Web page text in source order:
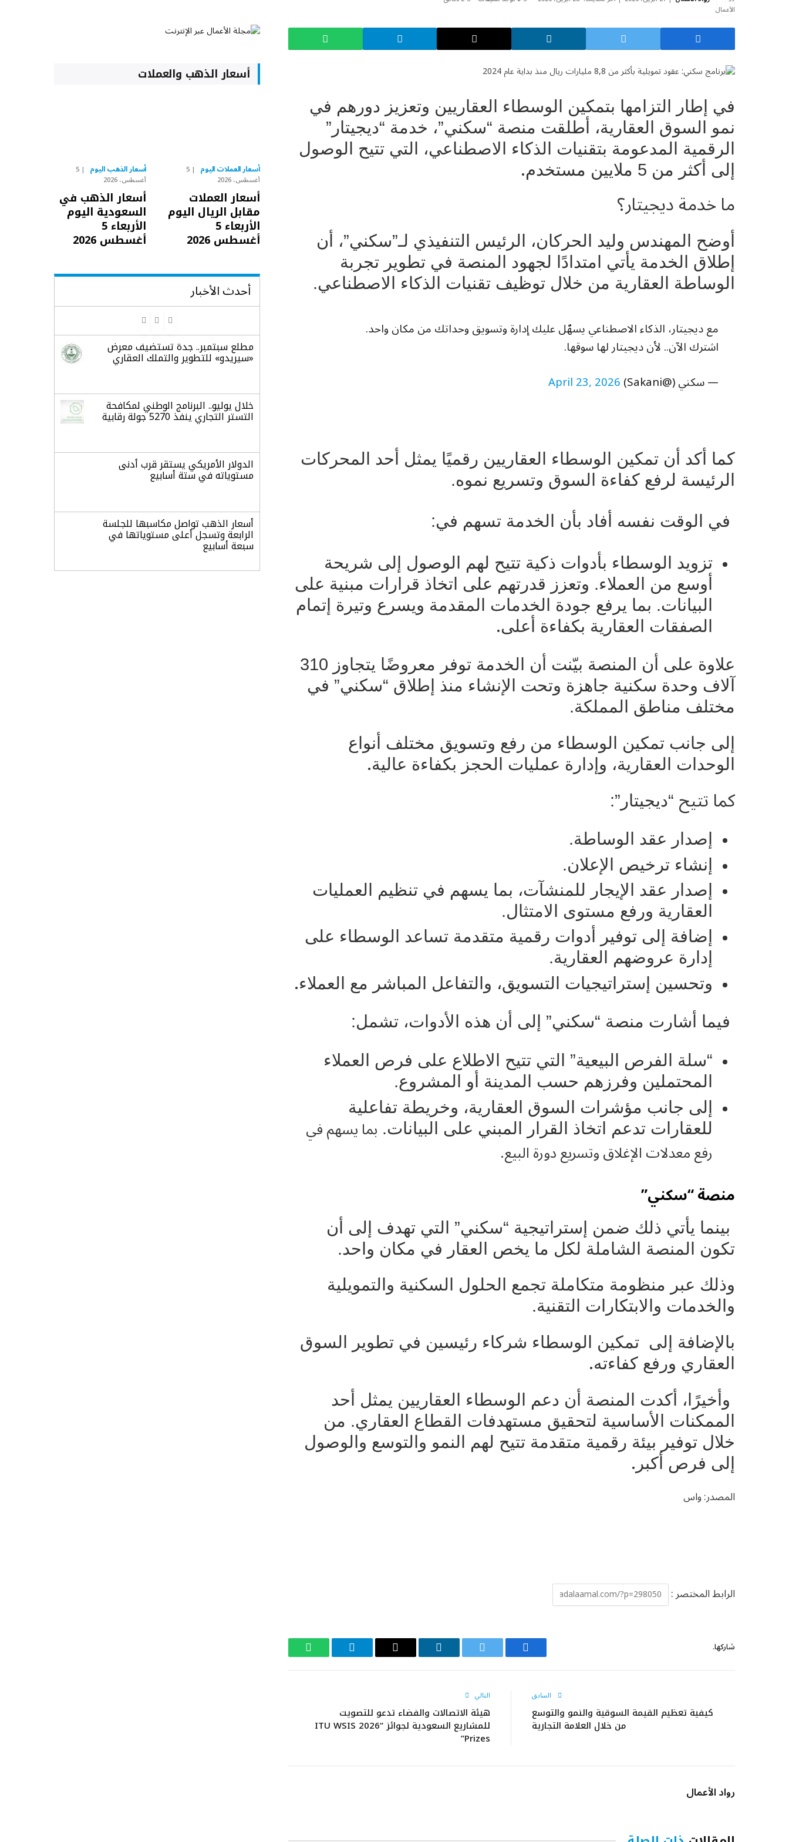
في إطار التزامها بتمكين الوسطاء العقاريين وتعزيز دورهم في
نمو السوق العقارية، أطلقت منصة “سكني”، خدمة “ديجيتار”
الرقمية المدعومة بتقنيات الذكاء الاصطناعي، التي تتيح الوصول
إلى أكثر من 5 ملايين مستخدم
.
ما خدمة ديجيتار؟
أوضح المهندس وليد الحركان، الرئيس التنفيذي لـ”سكني”، أن
إطلاق الخدمة يأتي امتدادًا لجهود المنصة في تطوير تجربة
الوساطة العقارية من خلال توظيف تقنيات الذكاء الاصطناعي.
مع ديجيتار، الذكاء الاصطناعي يسهّل عليك إدارة وتسويق وحداتك من مكان واحد.
اشترك الآن.. لأن ديجيتار لها سوقها.
— سكني (@Sakani)
April 23, 2026
كما أكد أن تمكين الوسطاء العقاريين رقميًا يمثل أحد المحركات
الرئيسة لرفع كفاءة السوق وتسريع نموه.
في الوقت نفسه أفاد بأن الخدمة تسهم في:
تزويد الوسطاء بأدوات ذكية تتيح لهم الوصول إلى شريحة
أوسع من العملاء. وتعزز قدرتهم على اتخاذ قرارات مبنية على
البيانات. بما يرفع جودة الخدمات المقدمة ويسرع وتيرة إتمام
الصفقات العقارية بكفاءة أعلى.
علاوة على أن المنصة بيّنت أن الخدمة توفر معروضًا يتجاوز 310
آلاف وحدة سكنية جاهزة وتحت الإنشاء منذ إطلاق “سكني” في
مختلف مناطق المملكة.
إلى جانب تمكين الوسطاء من رفع وتسويق مختلف أنواع
الوحدات العقارية، وإدارة عمليات الحجز بكفاءة عالية.
كما تتيح “ديجيتار”:
إصدار عقد الوساطة.
إنشاء ترخيص الإعلان.
إصدار عقد الإيجار للمنشآت، بما يسهم في تنظيم العمليات
العقارية ورفع مستوى الامتثال.
إضافة إلى توفير أدوات رقمية متقدمة تساعد الوسطاء على
إدارة عروضهم العقارية.
وتحسين إستراتيجيات التسويق، والتفاعل المباشر مع العملاء.
فيما أشارت منصة “سكني” إلى أن هذه الأدوات، تشمل:
“سلة الفرص البيعية” التي تتيح الاطلاع على فرص العملاء
المحتملين وفرزهم حسب المدينة أو المشروع.
إلى جانب مؤشرات السوق العقارية، وخريطة تفاعلية
للعقارات تدعم اتخاذ القرار المبني على البيانات. بما يسهم في
رفع معدلات الإغلاق وتسريع دورة البيع.
منصة “سكني”
بينما يأتي ذلك ضمن إستراتيجية “سكني” التي تهدف إلى أن
تكون المنصة الشاملة لكل ما يخص العقار في مكان واحد.
وذلك عبر منظومة متكاملة تجمع الحلول السكنية والتمويلية
والخدمات والابتكارات التقنية.
بالإضافة إلى تمكين الوسطاء شركاء رئيسين في تطوير السوق
العقاري ورفع كفاءته.
وأخيرًا، أكدت المنصة أن دعم الوسطاء العقاريين يمثل أحد
الممكنات الأساسية لتحقيق مستهدفات القطاع العقاري. من
خلال توفير بيئة رقمية متقدمة تتيح لهم النمو والتوسع والوصول
إلى فرص أكبر .
المصدر: واس
الرابط المختصر :
شاركها.
فيسبوك تويتر لينكدإن
البريد
تيلقرام واتساب
السابق
كيفية تعظيم القيمة السوقية والنمو والتوسع
من خلال العلامة التجارية
التالي
هيئة الاتصالات والفضاء تدعو للتصويت
للمشاريع السعودية لجوائز “2026 ITU WSIS
Prizes”
رواد الأعمال
أسعار الذهب والعملات
أسعار العملات اليوم 5
أغسطس، 2026
أسعار العملات
مقابل الريال اليوم
الأربعاء 5
أغسطس 2026
أسعار الذهب اليوم 5
أغسطس، 2026
أسعار الذهب في
السعودية اليوم
الأربعاء 5
أغسطس 2026
أحدث الأخبار
مطلع سبتمبر.. جدة تستضيف معرض
«سيريدو» للتطوير والتملك العقاري
خلال يوليو.. البرنامج الوطني لمكافحة
التستر التجاري ينفذ 5270 جولة رقابية
الدولار الأمريكي يستقر قرب أدنى
مستوياته في ستة أسابيع
أسعار الذهب تواصل مكاسبها للجلسة
الرابعة وتسجل أعلى مستوياتها في
سبعة أسابيع